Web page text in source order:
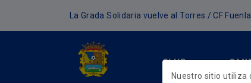
La Grada Solidaria vuelve al Torres / CF
CLUB
Nuestro sitio utiliza